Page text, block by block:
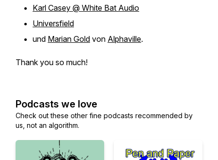
Karl Casey @ White Bat Audio
Universfield
und Marian Gold von Alphaville.
Thank you so much!
Podcasts we love
Check out these other fine podcasts recommended by
us, not an algorithm.